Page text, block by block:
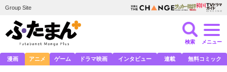
Group Site
検索 メニュー
漫画 アニメ ゲーム ドラマ映画 インタビュー 連載 無料コミック